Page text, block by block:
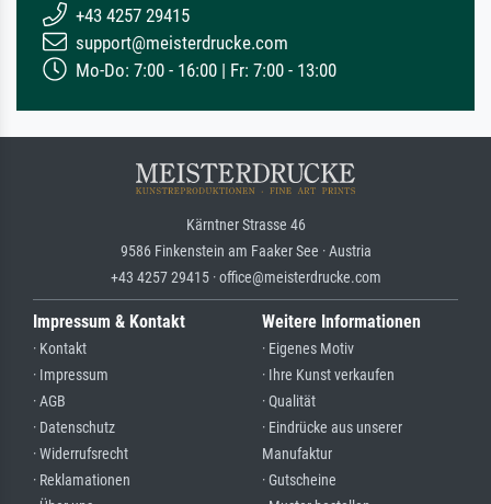
+43 4257 29415
support@meisterdrucke.com
Mo-Do: 7:00 - 16:00 | Fr: 7:00 - 13:00
Kärntner Strasse 46
9586 Finkenstein am Faaker See · Austria
+43 4257 29415 · office@meisterdrucke.com
Impressum & Kontakt
· Kontakt
· Impressum
· AGB
· Datenschutz
· Widerrufsrecht
· Reklamationen
Weitere Informationen
· Eigenes Motiv
· Ihre Kunst verkaufen
· Qualität
· Eindrücke aus unserer
Manufaktur
· Gutscheine